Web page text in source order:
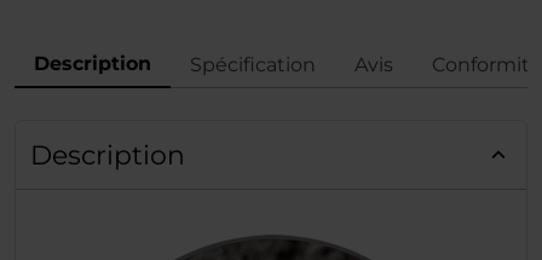
Description Spécification Avis Conformité
Description